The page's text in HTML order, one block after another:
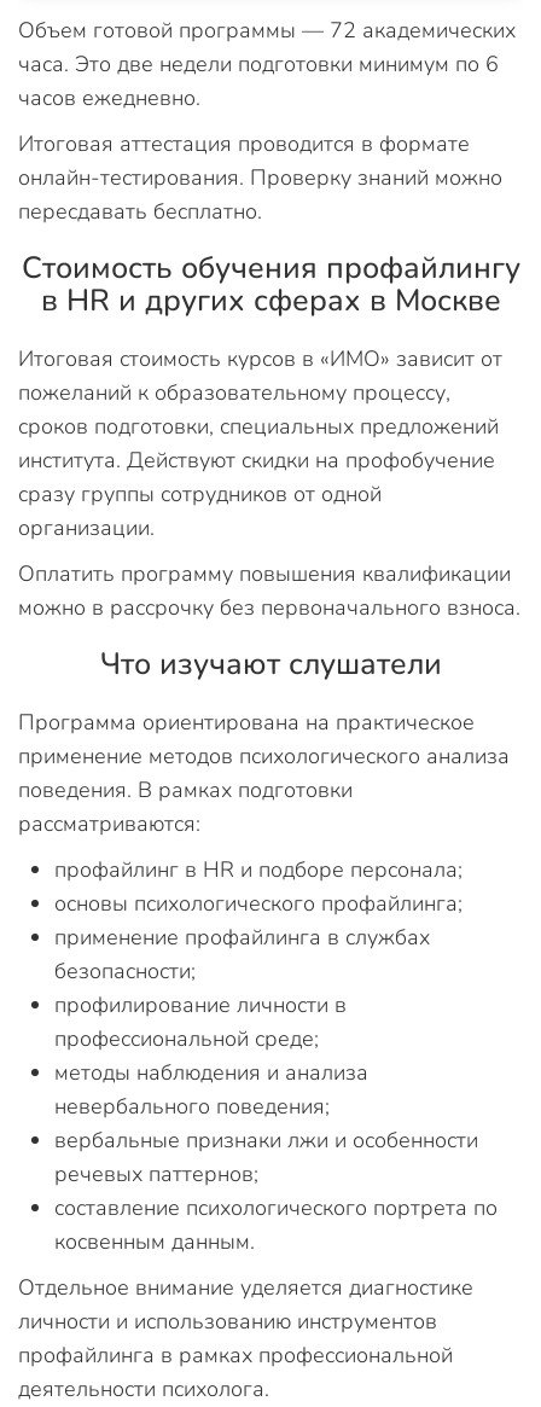
Объем готовой программы — 72 академических
часа. Это две недели подготовки минимум по 6
часов ежедневно.
Итоговая аттестация проводится в формате
онлайн-тестирования. Проверку знаний можно
пересдавать бесплатно.
Стоимость обучения профайлингу
в HR и других сферах в Москве
Итоговая стоимость курсов в «ИМО» зависит от
пожеланий к образовательному процессу,
сроков подготовки, специальных предложений
института. Действуют скидки на профобучение
сразу группы сотрудников от одной
организации.
Оплатить программу повышения квалификации
можно в рассрочку без первоначального взноса.
Что изучают слушатели
Программа ориентирована на практическое
применение методов психологического анализа
поведения. В рамках подготовки
рассматриваются:
профайлинг в HR и подборе персонала;
основы психологического профайлинга;
применение профайлинга в службах
безопасности;
профилирование личности в
профессиональной среде;
методы наблюдения и анализа
невербального поведения;
вербальные признаки лжи и особенности
речевых паттернов;
составление психологического портрета по
косвенным данным.
Отдельное внимание уделяется диагностике
личности и использованию инструментов
профайлинга в рамках профессиональной
деятельности психолога.